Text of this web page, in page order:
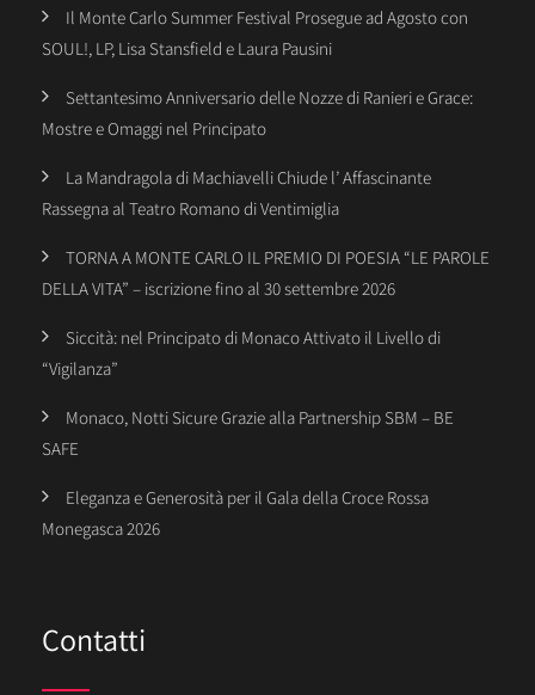
Il Monte Carlo Summer Festival Prosegue ad Agosto con
SOUL!, LP, Lisa Stansfield e Laura Pausini
Settantesimo Anniversario delle Nozze di Ranieri e Grace:
Mostre e Omaggi nel Principato
La Mandragola di Machiavelli Chiude l’ Affascinante
Rassegna al Teatro Romano di Ventimiglia
TORNA A MONTE CARLO IL PREMIO DI POESIA “LE PAROLE
DELLA VITA” – iscrizione fino al 30 settembre 2026
Siccità: nel Principato di Monaco Attivato il Livello di
“Vigilanza”
Monaco, Notti Sicure Grazie alla Partnership SBM – BE
SAFE
Eleganza e Generosità per il Gala della Croce Rossa
Monegasca 2026
Contatti